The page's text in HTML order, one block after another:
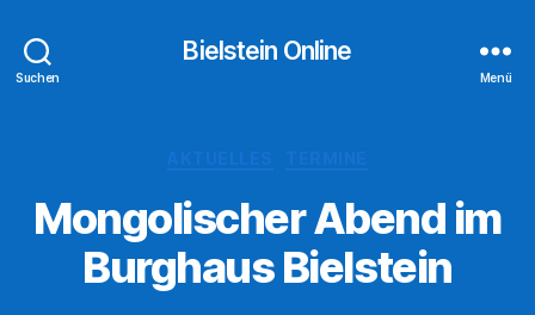
Suchen
Bielstein Online
Menü
Mongolischer Abend im
Burghaus Bielstein